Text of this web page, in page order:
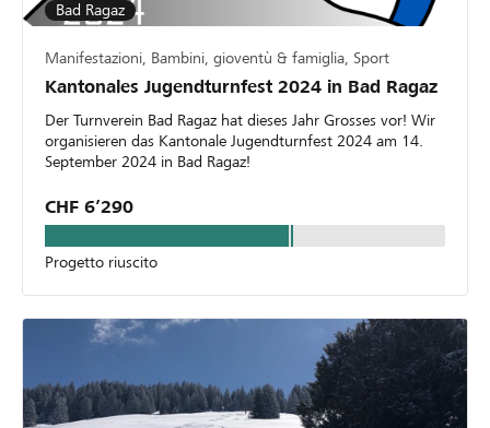
Bad Ragaz
Manifestazioni, Bambini, gioventù & famiglia, Sport
Kantonales Jugendturnfest 2024 in Bad Ragaz
Der Turnverein Bad Ragaz hat dieses Jahr Grosses vor! Wir
organisieren das Kantonale Jugendturnfest 2024 am 14.
September 2024 in Bad Ragaz!
CHF 6’290
Progetto riuscito